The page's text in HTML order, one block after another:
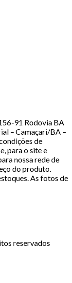
91 Rodovia BA
– Camaçari/BA –
de
para o site e
nossa rede de
do produto.
As fotos de
reservados